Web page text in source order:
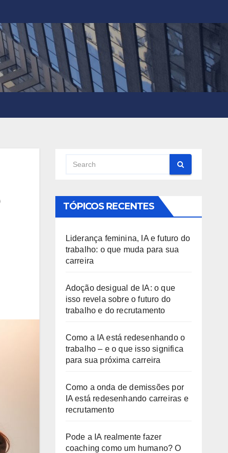
TÓPICOS RECENTES
Liderança feminina, IA e futuro do
trabalho: o que muda para sua
carreira
Adoção desigual de IA: o que
isso revela sobre o futuro do
trabalho e do recrutamento
Como a IA está redesenhando o
trabalho – e o que isso significa
para sua próxima carreira
Como a onda de demissões por
IA está redesenhando carreiras e
recrutamento
Pode a IA realmente fazer
coaching como um humano? O